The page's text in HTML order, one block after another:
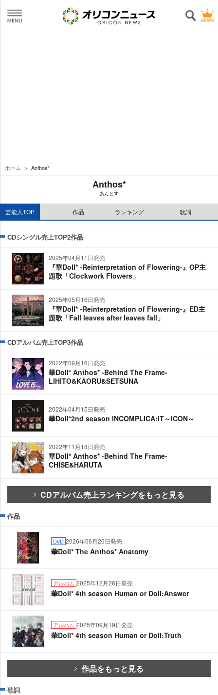
ホーム Anthos*
Anthos*
あんとす
芸能人TOP 作品 ランキング 歌詞
CDシングル売上TOP2作品
2025年04月11日発売
『華Doll* -Reinterpretation of Flowering-』OP主
題歌「Clockwork Flowers」
2025年05月16日発売
『華Doll* -Reinterpretation of Flowering-』ED主
題歌「Fall leaves after leaves fall」
CDアルバム売上TOP3作品
2022年09月16日発売
華Doll* Anthos* -Behind The Frame-
LIHITO&KAORU&SETSUNA
2022年04月15日発売
華Doll*2nd season INCOMPLICA:IT～ICON～
2022年11月18日発売
華Doll* Anthos* -Behind The Frame-
CHISE&HARUTA
CDアルバム売上ランキングをもっと見る
作品
DVD 2026年06月26日発売
華Doll* The Anthos* Anatomy
アルバム 2025年12月26日発売
華Doll* 4th season Human or Doll:Answer
アルバム 2025年09月19日発売
華Doll* 4th season Human or Doll:Truth
作品をもっと見る
歌詞